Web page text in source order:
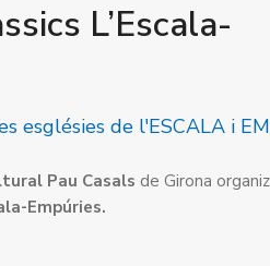
L’Escala-
esglésies de l'ESCALA i
Pau Casals de Girona
Empúries.